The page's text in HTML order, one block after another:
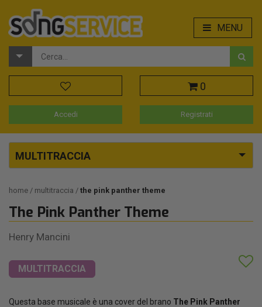
MENU
0
Accedi Registrati
MULTITRACCIA
home multitraccia the pink panther theme
The Pink Panther Theme
Henry Mancini
MULTITRACCIA
Questa base musicale è una cover del brano The Pink Panther